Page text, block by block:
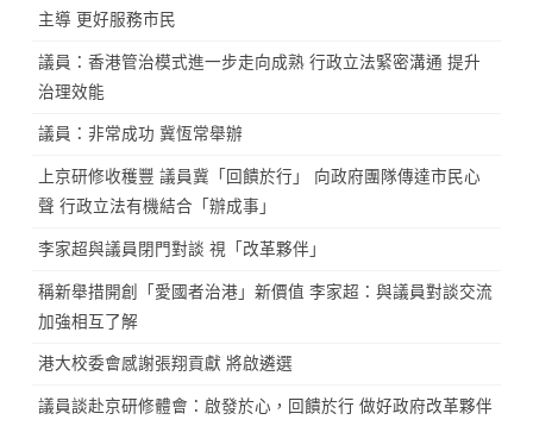
主導 更好服務市民
議員：香港管治模式進一步走向成熟 行政立法緊密溝通 提升
治理效能
議員：非常成功 冀恆常舉辦
上京研修收穫豐 議員冀「回饋於行」 向政府團隊傳達市民心
聲 行政立法有機結合「辦成事」
李家超與議員閉門對談 視「改革夥伴」
稱新舉措開創「愛國者治港」新價值 李家超：與議員對談交流
加強相互了解
港大校委會感謝張翔貢獻 將啟遴選
議員談赴京研修體會：啟發於心，回饋於行 做好政府改革夥伴